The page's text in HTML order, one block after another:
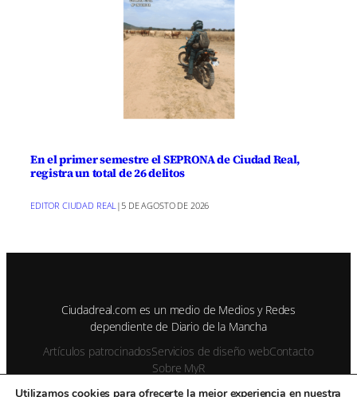
En el primer semestre el SEPRONA de Ciudad Real,
registra un total de 26 delitos
EDITOR CIUDAD REAL | 5 DE AGOSTO DE 2026
Ciudadreal.com es un medio de Medios y Redes
dependiente de Diario de la Mancha
Artículos patrocinadosServicios de diseño webContacto
Sobre MyR
Utilizamos cookies para ofrecerte la mejor experiencia en nuestra